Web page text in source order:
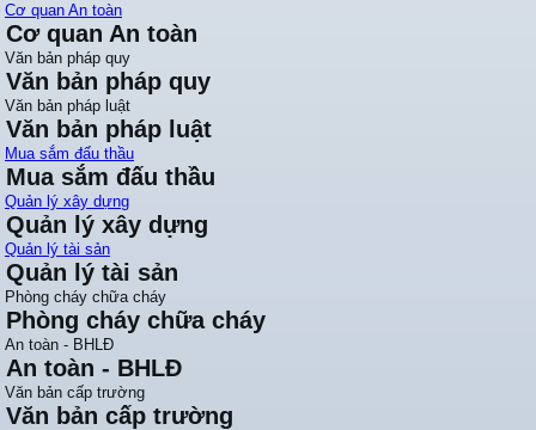
Cơ quan An toàn
Cơ quan An toàn
Văn bản pháp quy
Văn bản pháp quy
Văn bản pháp luật
Văn bản pháp luật
Mua sắm đấu thầu
Mua sắm đấu thầu
Quản lý xây dựng
Quản lý xây dựng
Quản lý tài sản
Quản lý tài sản
Phòng cháy chữa cháy
Phòng cháy chữa cháy
An toàn - BHLĐ
An toàn - BHLĐ
Văn bản cấp trường
Văn bản cấp trường